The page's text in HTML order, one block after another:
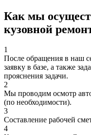
Как мы
кузовной
1
После обращения в наш
заявку в базе, а также
прояснения задачи.
2
Мы проводим осмотр
(по необходимости).
3
Составление рабочей
4